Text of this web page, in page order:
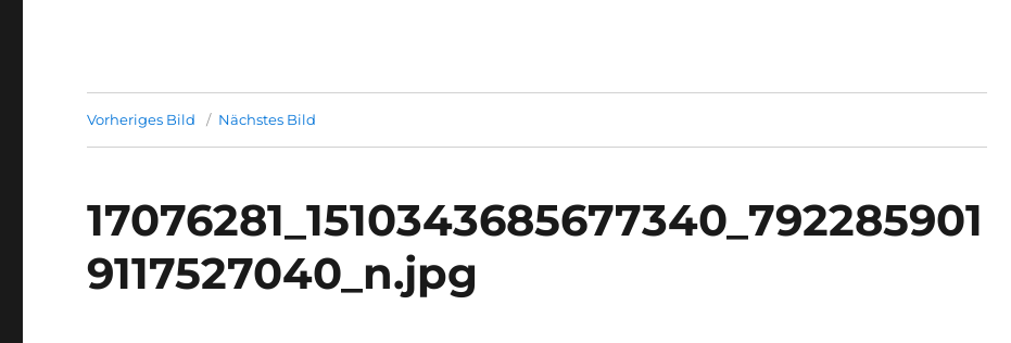
Vorheriges Bild Nächstes Bild
17076281_1510343685677340_792285901
9117527040_n.jpg